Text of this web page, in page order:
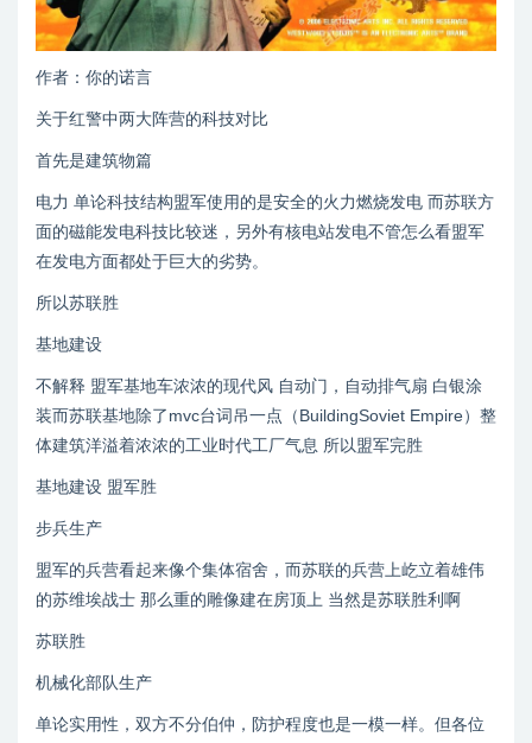
作者：你的诺言
关于红警中两大阵营的科技对比
首先是建筑物篇
电力 单论科技结构盟军使用的是安全的火力燃烧发电 而苏联方
面的磁能发电科技比较迷，另外有核电站发电不管怎么看盟军
在发电方面都处于巨大的劣势。
所以苏联胜
基地建设
不解释 盟军基地车浓浓的现代风 自动门，自动排气扇 白银涂
装而苏联基地除了mvc台词吊一点（BuildingSoviet Empire）整
体建筑洋溢着浓浓的工业时代工厂气息 所以盟军完胜
基地建设 盟军胜
步兵生产
盟军的兵营看起来像个集体宿舍，而苏联的兵营上屹立着雄伟
的苏维埃战士 那么重的雕像建在房顶上 当然是苏联胜利啊
苏联胜
机械化部队生产
单论实用性，双方不分伯仲，防护程度也是一模一样。但各位